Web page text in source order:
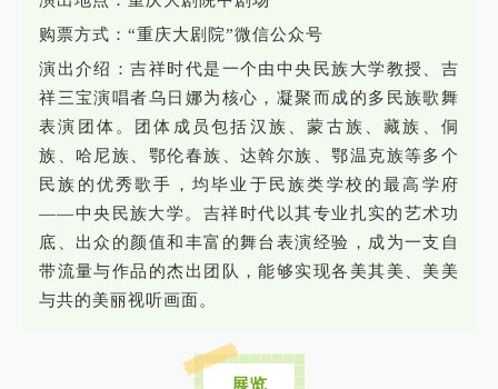
购票方式：“重庆大剧院”微信公众号
演出介绍：吉祥时代是一个由中央民族大学教授、吉
祥三宝演唱者乌日娜为核心，凝聚而成的多民族歌舞
表演团体。团体成员包括汉族、蒙古族、藏族、侗
族、哈尼族、鄂伦春族、达斡尔族、鄂温克族等多个
民族的优秀歌手，均毕业于民族类学校的最高学府
——中央民族大学。吉祥时代以其专业扎实的艺术功
底、出众的颜值和丰富的舞台表演经验，成为一支自
带流量与作品的杰出团队，能够实现各美其美、美美
与共的美丽视听画面。
展览